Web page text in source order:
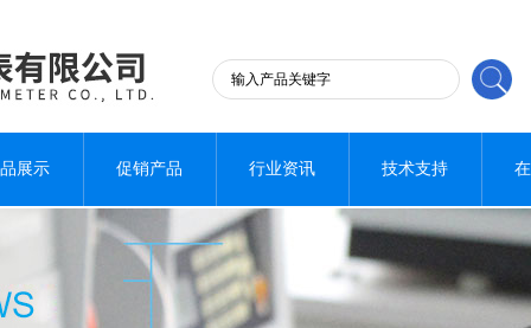
展示 促销产品 行业资讯 技术支持